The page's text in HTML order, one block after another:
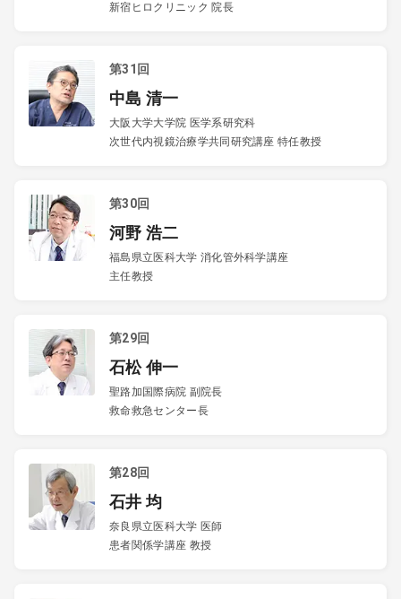
新宿ヒロクリニック 院長
第31回
中島 清一
大阪大学大学院 医学系研究科
次世代内視鏡治療学共同研究講座 特任教授
第30回
河野 浩二
福島県立医科大学 消化管外科学講座
主任教授
第29回
石松 伸一
聖路加国際病院 副院長
救命救急センター長
第28回
石井 均
奈良県立医科大学 医師
患者関係学講座 教授